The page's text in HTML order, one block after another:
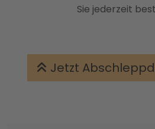
Sie jederzeit
Jetzt